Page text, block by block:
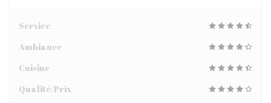
Service
Ambiance
Cuisine
Qualité/Prix